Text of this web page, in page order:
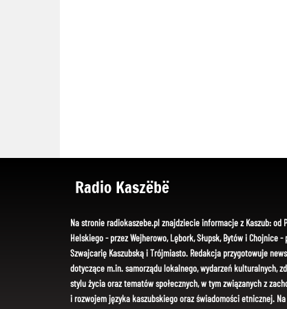
Radio Kaszëbë
Na stronie radiokaszebe.pl znajdziecie informacje z Kaszub: od
Helskiego - przez Wejherowo, Lębork, Słupsk, Bytów i Chojnice -
Szwajcarię Kaszubską i Trójmiasto. Redakcja przygotowuje
dotyczące m.in. samorządu lokalnego, wydarzeń kulturalnych,
stylu życia oraz tematów społecznych, w tym związanych z
i rozwojem języka kaszubskiego oraz świadomości etnicznej.